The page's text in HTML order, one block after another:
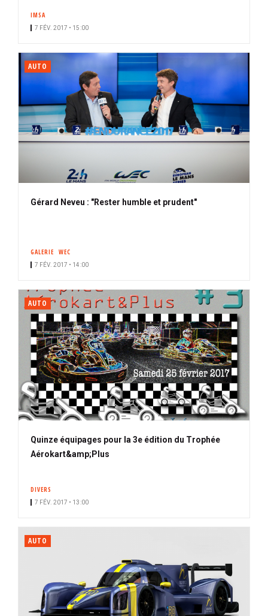
IMSA
7 FÉV. 2017 • 15:00
AUTO
Gérard Neveu : "Rester humble et prudent"
GALERIE WEC
7 FÉV. 2017 • 14:00
AUTO
Quinze équipages pour la 3e édition du Trophée
Aérokart&amp;Plus
DIVERS
7 FÉV. 2017 • 13:00
AUTO